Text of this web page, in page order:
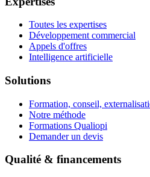
Toutes les expertises
Développement commercial
Appels d'offres
Intelligence artificielle
Solutions
Formation, conseil,
Notre méthode
Formations Qualiopi
Demander un devis
Qualité & financements